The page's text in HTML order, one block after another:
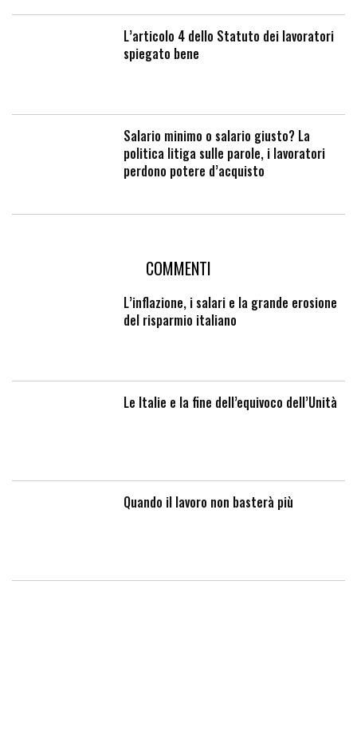
L’articolo 4 dello Statuto dei lavoratori
spiegato bene
Salario minimo o salario giusto? La
politica litiga sulle parole, i lavoratori
perdono potere d’acquisto
COMMENTI
L’inflazione, i salari e la grande erosione
del risparmio italiano
Le Italie e la fine dell’equivoco dell’Unità
Quando il lavoro non basterà più